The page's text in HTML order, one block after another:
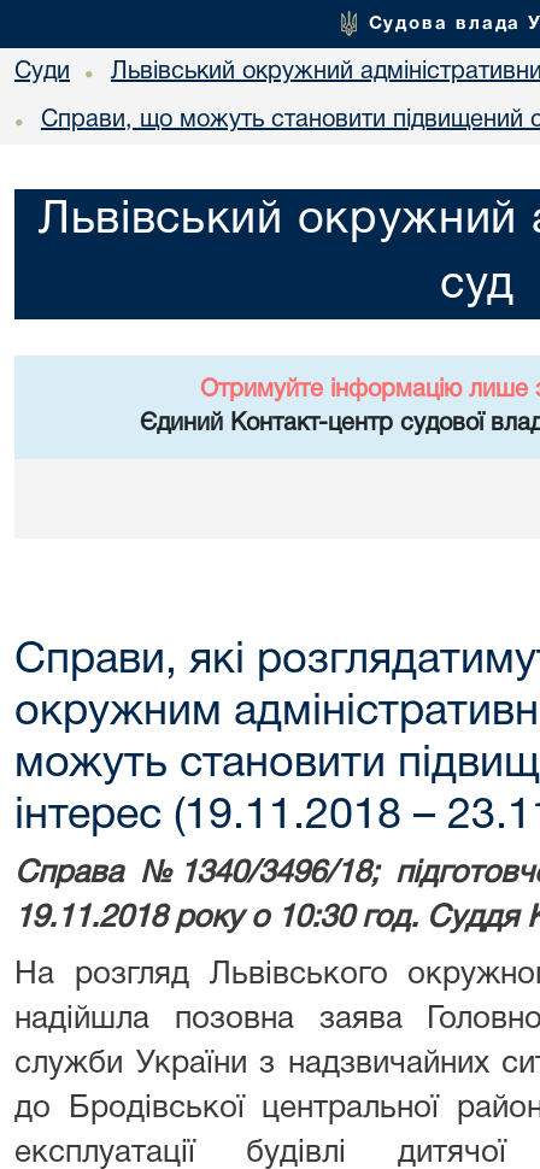
Судова влада
Суди • Львівський окружний
• Справи, що можуть становити підвищений
Львівський окружний
суд
Отримуйте інформацію лише
Єдиний Контакт-центр судової
Справи, які
окружним
можуть становити
інтерес (19.11.2018 –
Справа №1340/3496/18;
19.11.2018 року о 10:30 год. Суддя
На розгляд Львівського
надійшла позовна заява
служби України з надзвичайних
до Бродівської центральної
експлуатації будівлі дитячої